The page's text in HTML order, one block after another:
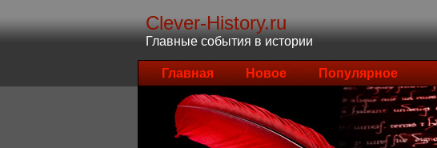
Clever-History.ru
Главные события в истории
Главная Новое Популярное